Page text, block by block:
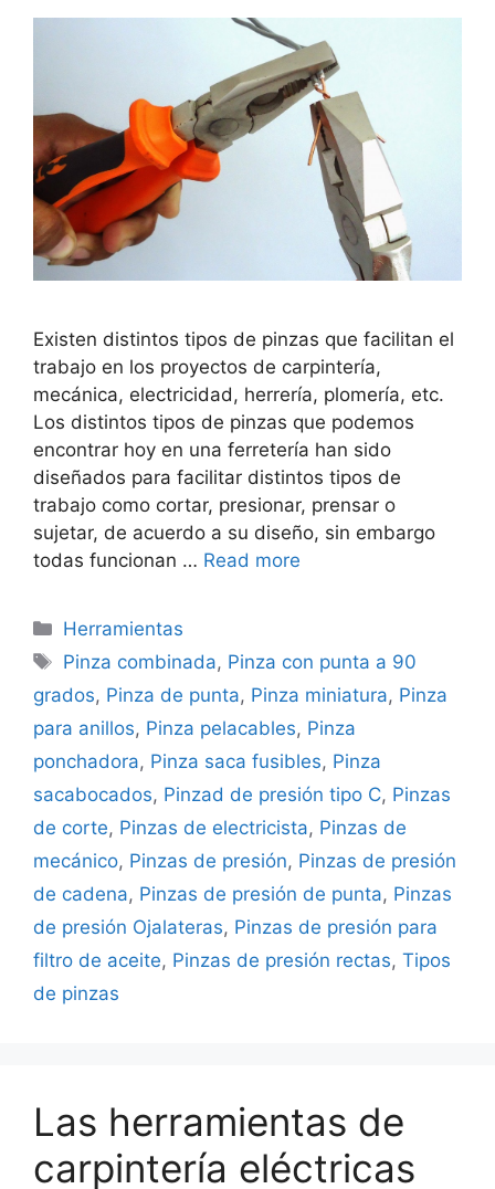
Existen distintos tipos de pinzas que facilitan el
trabajo en los proyectos de carpintería,
mecánica, electricidad, herrería, plomería, etc.
Los distintos tipos de pinzas que podemos
encontrar hoy en una ferretería han sido
diseñados para facilitar distintos tipos de
trabajo como cortar, presionar, prensar o
sujetar, de acuerdo a su diseño, sin embargo
todas funcionan … Read more
Categorías
Herramientas
Etiquetas
Pinza combinada, Pinza con punta a 90
grados, Pinza de punta, Pinza miniatura, Pinza
para anillos, Pinza pelacables, Pinza
ponchadora, Pinza saca fusibles, Pinza
sacabocados, Pinzad de presión tipo C, Pinzas
de corte, Pinzas de electricista, Pinzas de
mecánico, Pinzas de presión, Pinzas de presión
de cadena, Pinzas de presión de punta, Pinzas
de presión Ojalateras, Pinzas de presión para
filtro de aceite, Pinzas de presión rectas, Tipos
de pinzas
Las herramientas de
carpintería eléctricas